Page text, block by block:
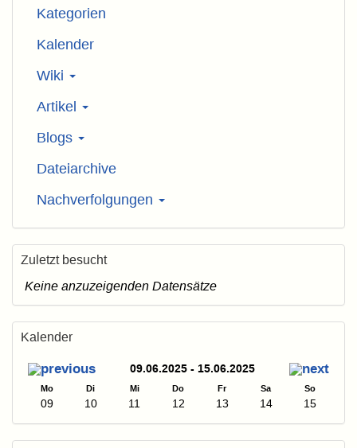
Kategorien
Kalender
Wiki
Artikel
Blogs
Dateiarchive
Nachverfolgungen
Zuletzt besucht
Keine anzuzeigenden Datensätze
Kalender
09.06.2025 - 15.06.2025
Mo Di Mi Do Fr Sa So
09 10 11 12 13 14 15